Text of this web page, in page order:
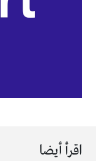
اقرأ أيضا